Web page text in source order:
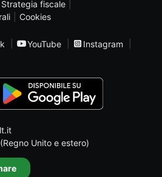
Strategia fiscale
Cookies
YouTube
Instagram
(Regno Unito e estero)